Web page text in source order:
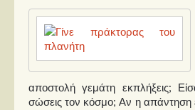
αποστολή γεμάτη εκπλήξεις;
σώσεις τον κόσμο; Αν η απάντηση